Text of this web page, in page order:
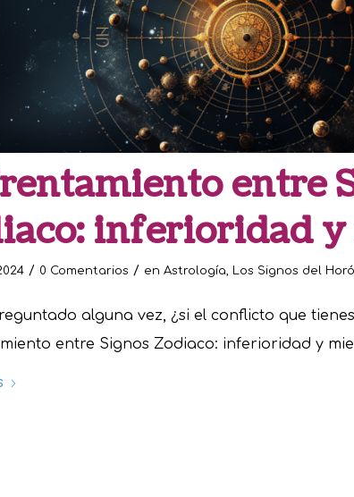
entre
inferioridad
/ 0 Comentarios / en Astrología Los Signos del
alguna vez, ¿si el conflicto que
entre Signos Zodiaco: inferioridad y